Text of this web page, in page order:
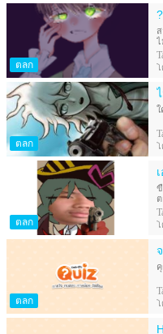
ตลก
ไ
โ
ตลก
โ
ตลก
โ
ตลก
โ